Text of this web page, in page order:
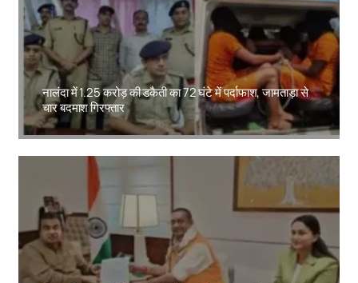
नालंदा में 1.25 करोड़ की डकैती का 72 घंटे में पर्दाफाश, जामताड़ा से
चार बदमाश गिरफ्तार
Amit Lekh